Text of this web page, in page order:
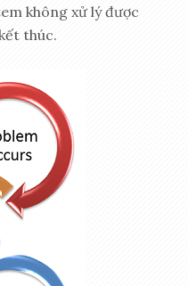
không xử lý được
thúc.